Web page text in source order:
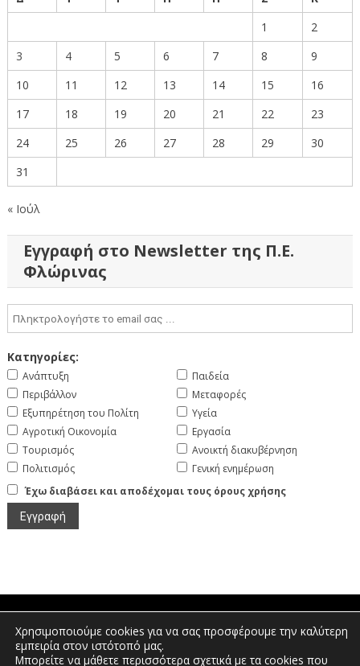
1
2
3
4 5 6 7 8
9
10
11 12 13 14 15
16
17
18 19 20 21 22
23
24
25 26 27 28 29
30
31
« Ιούλ
Εγγραφή στο Newsletter της Π.Ε.
Φλώρινας
Κατηγορίες:
Ανάπτυξη
Περιβάλλον
Εξυπηρέτηση του Πολίτη
Αγροτική Οικονομία
Τουρισμός
Πολιτισμός
Παιδεία
Μεταφορές
Υγεία
Εργασία
Ανοικτή διακυβέρνηση
Γενική ενημέρωση
Έχω διαβάσει και αποδέχομαι τους όρους χρήσης
Πτολεμαίων 1, Διοικητήριο Φλώρινας |
Τηλέφωνο: 2385350400 | Email:
Χρησιμοποιούμε cookies για να σας προσφέρουμε την καλύτερη
εμπειρία στον ιστότοπό μας.
Μπορείτε να μάθετε περισσότερα σχετικά με τα cookies που